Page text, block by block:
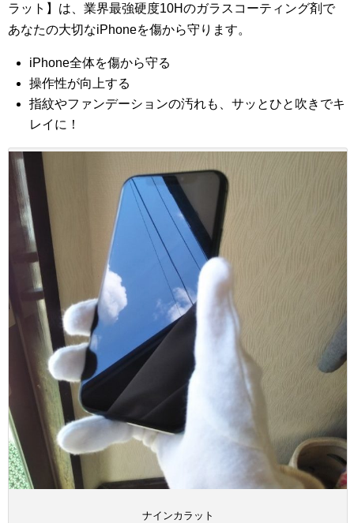
ラット】は、業界最強硬度10Hのガラスコーティング剤で
あなたの大切なiPhoneを傷から守ります。
iPhone全体を傷から守る
操作性が向上する
指紋やファンデーションの汚れも、サッとひと吹きでキ
レイに！
ナインカラット